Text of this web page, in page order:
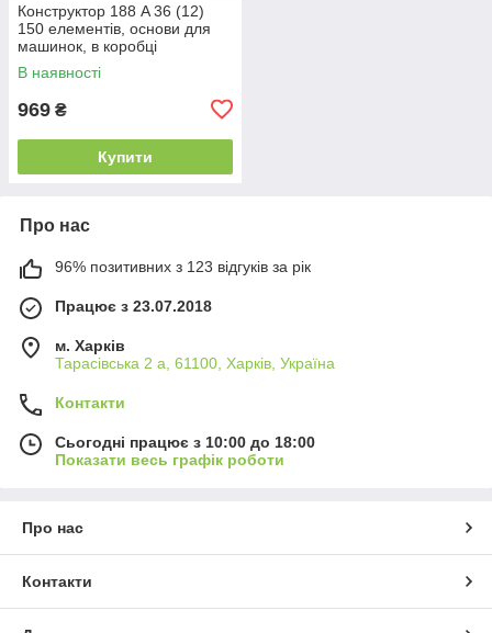
Конструктор 188 A 36 (12)
150 елементів, основи для
машинок, в коробці
В наявності
969 ₴
Купити
Про нас
96% позитивних з 123 відгуків за рік
Працює з 23.07.2018
м. Харків
Тарасівська 2 а, 61100, Харків, Україна
Контакти
Сьогодні працює з 10:00 до 18:00
Показати весь графік роботи
Про нас
Контакти